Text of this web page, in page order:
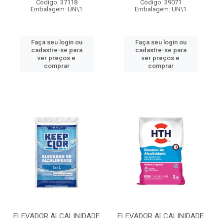
Código: 37118
Embalagem: UN\1
Faça seu login ou
cadastre-se para
ver preços e
comprar
Código: 39071
Embalagem: UN\1
Faça seu login ou
cadastre-se para
ver preços e
comprar
ELEVADOR ALCALINIDADE
ELEVADOR ALCALINIDADE